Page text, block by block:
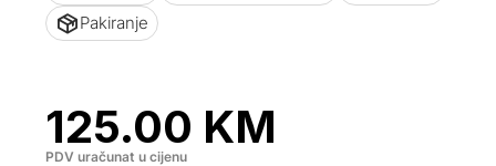
Pakiranje
125.00 KM
PDV uračunat u cijenu